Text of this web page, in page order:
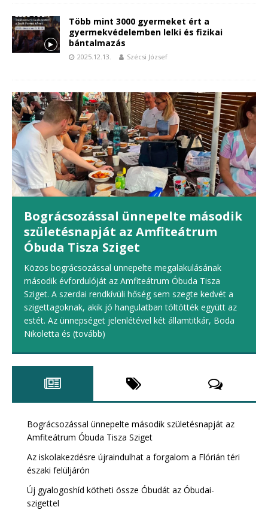
Több mint 3000 gyermeket ért a
gyermekvédelemben lelki és fizikai
bántalmazás
2025.12.13. Szécsi József
Bográcsozással ünnepelte második
születésnapját az Amfiteátrum
Óbuda Tisza Sziget
Közös bográcsozással ünnepelte megalakulásának
második évfordulóját az Amfiteátrum Óbuda Tisza
Sziget. A szerdai rendkívüli hőség sem szegte kedvét a
szigettagoknak, akik jó hangulatban töltötték együtt az
estét. Az ünnepséget jelenlétével két államtitkár, Boda
Nikoletta és (tovább)
Bográcsozással ünnepelte második születésnapját az
Amfiteátrum Óbuda Tisza Sziget
Az iskolakezdésre újraindulhat a forgalom a Flórián téri
északi felüljárón
Új gyalogoshíd kötheti össze Óbudát az Óbudai-
szigettel